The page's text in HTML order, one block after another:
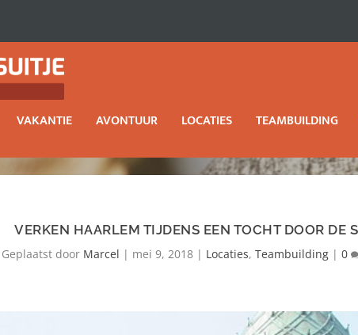
VAKANTIE AVONTUUR LOCATIES TEAMBUILDING
VERKEN HAARLEM TIJDENS EEN TOCHT DOOR DE
Geplaatst door Marcel | mei 9, 2018 | Locaties,Teambuilding |0